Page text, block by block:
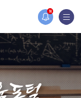
N
개설되었습니다.